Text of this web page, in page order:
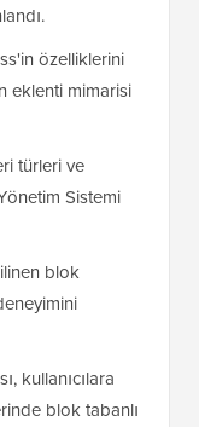
özelliklerini
eklenti mimarisi
türleri ve
Sistemi
blok
kullanıcılara
blok tabanlı